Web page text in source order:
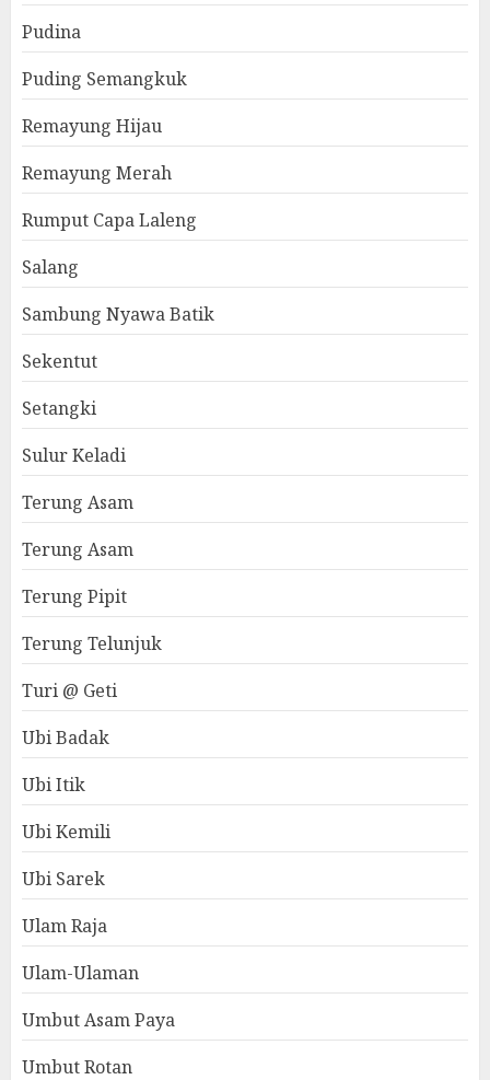
Pudina
Puding Semangkuk
Remayung Hijau
Remayung Merah
Rumput Capa Laleng
Salang
Sambung Nyawa Batik
Sekentut
Setangki
Sulur Keladi
Terung Asam
Terung Asam
Terung Pipit
Terung Telunjuk
Turi @ Geti
Ubi Badak
Ubi Itik
Ubi Kemili
Ubi Sarek
Ulam Raja
Ulam-Ulaman
Umbut Asam Paya
Umbut Rotan